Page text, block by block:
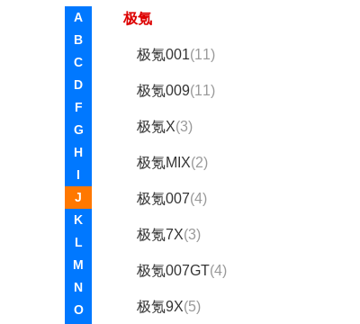
A
B
C
D
F
G
H
I
J
K
L
M
N
O
极氪
极氪001(11)
极氪009(11)
极氪X(3)
极氪MIX(2)
极氪007(4)
极氪7X(3)
极氪007GT(4)
极氪9X(5)